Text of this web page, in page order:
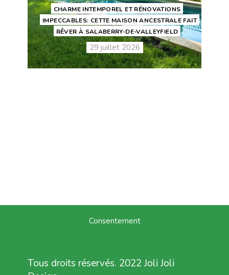
CHARME INTEMPOREL ET RÉNOVATIONS
IMPECCABLES: CETTE MAISON ANCESTRALE FAIT
RÊVER À SALABERRY-DE-VALLEYFIELD
29 juillet 2026
Consentement
Tous droits réservés. 2022 Joli Joli